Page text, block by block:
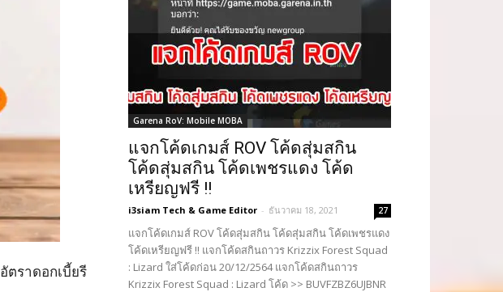
ตราดอกเบี้ยรี
Garena RoV: Mobile MOBA
แจกโค้ดเกมส์ ROV โค้ดสุ่มสกิน
โค้ดสุ่มสกิน โค้ดเพชรแดง โค้ด
เหรียญฟรี !!
i3siam Tech & Game Editor - ธันวาคม 18, 2021 27
แจกโค้ดเกมส์ ROV โค้ดสุ่มสกิน โค้ดสุ่มสกิน โค้ดเพชรแดง
โค้ดเหรียญฟรี !! แจกโค้ดสกินถาวร Krizzix Forest Squad
: Lizard ใส่โค้ดก่อน 20/12/2564 แจกโค้ดสกินถาวร
Krizzix Forest Squad : Lizard โค้ด >> BUVFZBZ6UJBNR